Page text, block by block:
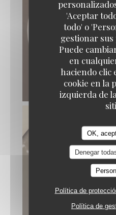
'Aceptar
todo' o
gestionar
Puede
en
haciendo clic
cookie en la
izquierda de
OK,
Denegar
Política de
Política de